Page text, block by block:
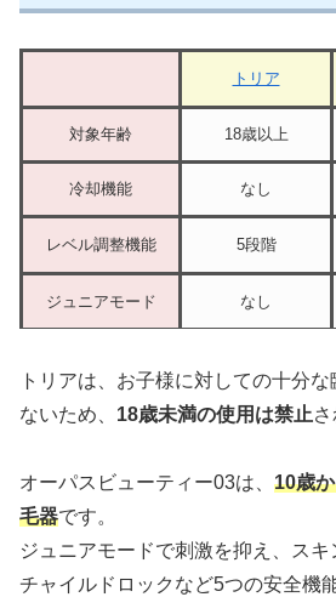
トリア
対象年齢 18歳以上
冷却機能 なし
レベル調整機能 5段階
ジュニアモード なし
トリアは、お子様に対しての十分
ないため、 18歳未満の使用は禁止
オーパスビューティー03は、 10歳
毛器です。
ジュニアモードで刺激を抑え、ス
チャイルドロックなど5つの安全機